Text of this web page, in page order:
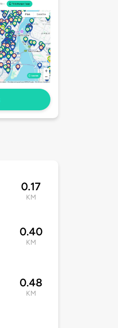
0.17
KM
0.40
KM
0.48
KM